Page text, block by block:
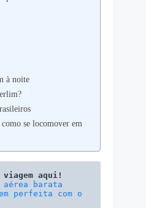
à noite
se locomover em
viagem aqui!
perfeita com o